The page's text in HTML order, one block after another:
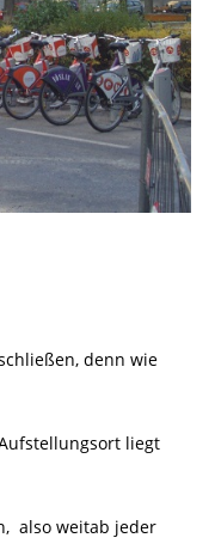
denn wie
liegt
also weitab jeder